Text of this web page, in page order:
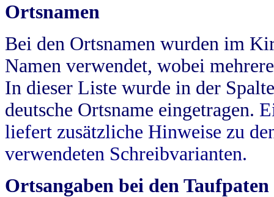
Ortsnamen
Bei den Ortsnamen wurden im
Namen verwendet, wobei
In dieser Liste wurde in der
deutsche Ortsname eingetragen.
liefert zusätzliche Hinweise zu
verwendeten Schreibvarianten.
Ortsangaben bei den Taufpaten